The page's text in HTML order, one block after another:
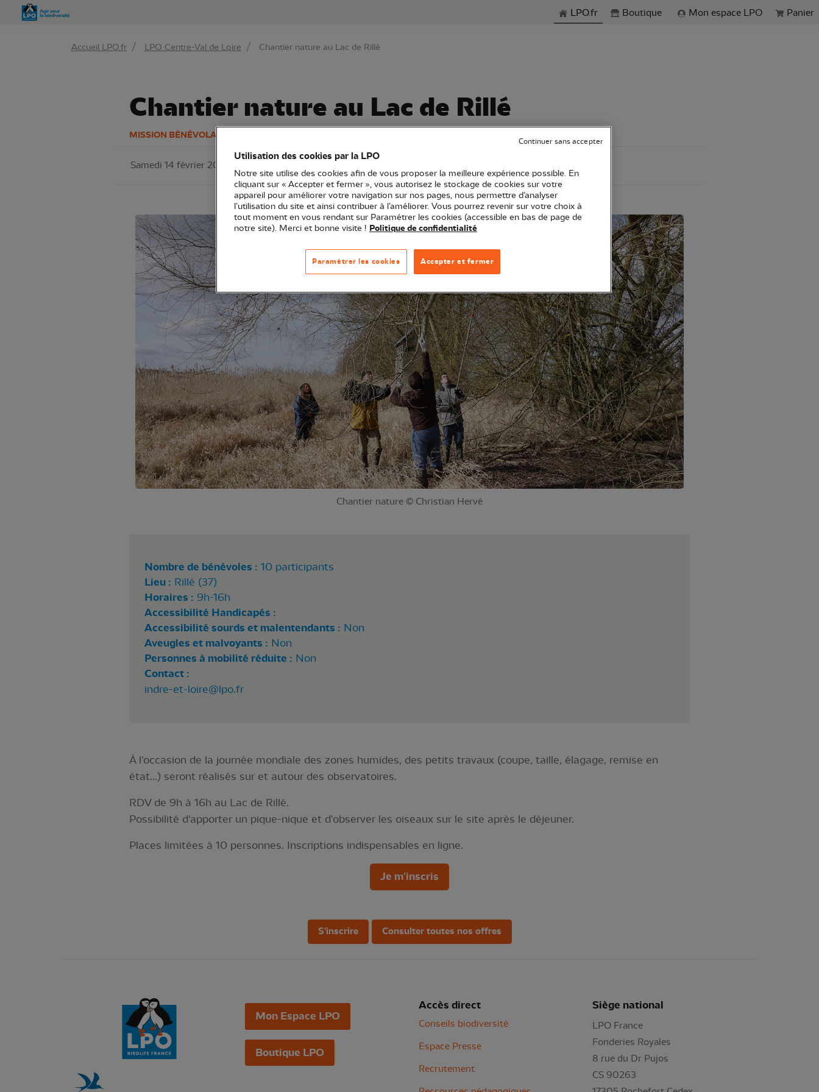
Aller à la rechercheLPO.fr Boutique Mon espace LPO Panier
Accueil LPO.fr LPO Centre-Val de Loire Chantier nature au Lac de Rillé
Chantier nature au Lac de Rillé
MISSION BÉNÉVOLAT
Samedi 14 février 2026
Chantier nature © Christian Hervé
Nombre de bénévoles : 10 participants
Lieu : Rillé (37)
Horaires : 9h-16h
Accessibilité Handicapés :
Accessibilité sourds et malentendants : Non
Aveugles et malvoyants : Non
Personnes à mobilité réduite : Non
Contact :
indre-et-loire@lpo.fr
À l'occasion de la journée mondiale des zones humides, des petits travaux (coupe, taille, élagage, remise en
état...) seront réalisés sur et autour des observatoires.
RDV de 9h à 16h au Lac de Rillé.
Possibilité d'apporter un pique-nique et d'observer les oiseaux sur le site après le déjeuner.
Places limitées à 10 personnes. Inscriptions indispensables en ligne.
Je m'inscris
S'inscrire Consulter toutes nos offres
Mon Espace LPO
Boutique LPO
Accès direct
Conseils biodiversité
Espace Presse
Recrutement
Siège national
LPO France
Fonderies Royales
8 rue du Dr Pujos
CS 90263
Utilisation des cookies par la LPO
Notre site utilise des cookies afin de vous proposer la meilleure expérience possible. En
cliquant sur « Accepter et fermer », vous autorisez le stockage de cookies sur votre
appareil pour améliorer votre navigation sur nos pages, nous permettre d’analyser
l’utilisation du site et ainsi contribuer à l’améliorer. Vous pourrez revenir sur votre choix à
tout moment en vous rendant sur Paramétrer les cookies (accessible en bas de page de
notre site). Merci et bonne visite ! Politique de confidentialité
Accepter et fermer
Paramétrer les cookies
Continuer sans accepter